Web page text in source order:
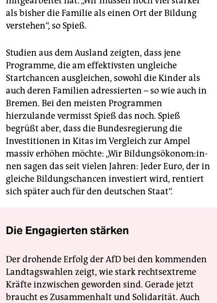
als bisher die Familie als einen Ort der Bildung
verstehen“, so Spieß.
Studien aus dem Ausland zeigten, dass jene
Programme, die am effektivsten ungleiche
Startchancen ausgleichen, sowohl die Kinder als
auch deren Familien adressierten – so wie auch in
Bremen. Bei den meisten Programmen
hierzulande vermisst Spieß das noch. Spieß
begrüßt aber, dass die Bundesregierung die
Investitionen in Kitas im Vergleich zur Ampel
massiv erhöhen möchte: „Wir Bil­dungs­öko­no­m:in­
nen sagen das seit vielen Jahren: Jeder Euro, der in
gleiche Bildungschancen investiert wird, rentiert
sich später auch für den deutschen Staat“.
Die Engagierten stärken
Der drohende Erfolg der AfD bei den kommenden
Landtagswahlen zeigt, wie stark rechtsextreme
Kräfte inzwischen geworden sind. Gerade jetzt
braucht es Zusammenhalt und Solidarität. Auch